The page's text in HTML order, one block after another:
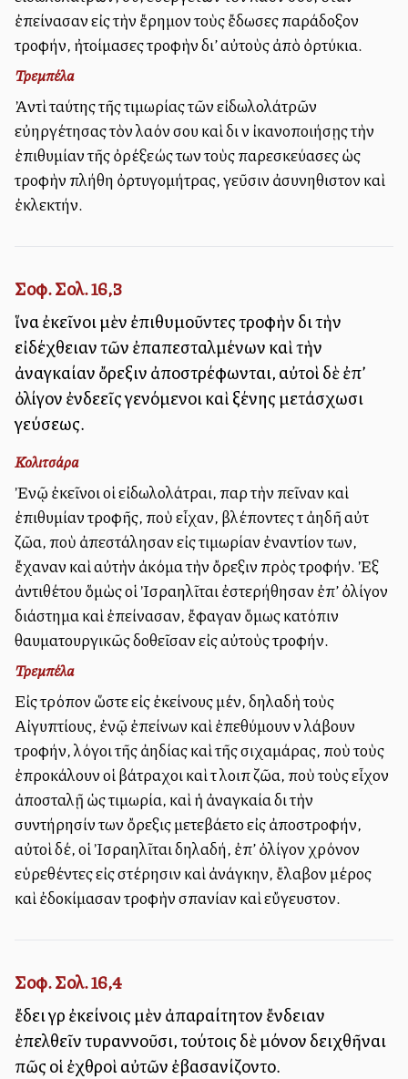
ἐπείνασαν εἰς τὴν ἔρημον τοὺς ἔδωσες παράδοξον
τροφήν, ἠτοίμασες τροφὴν δι’ αὐτοὺς ἀπὸ ὀρτύκια.
Τρεμπέλα
Ἀντὶ ταύτης τῆς τιμωρίας τῶν εἰδωλολάτρῶν
εὐηργέτησας τὸν λαόν σου καὶ διὰ νὰ ἰκανοποιήσῃς τὴν
ἐπιθυμίαν τῆς ὀρέξεώς των τοὺς παρεσκεύασες ὡς
τροφὴν πλήθη ὀρτυγομήτρας, γεῦσιν ἀσυνηθιστον καὶ
ἐκλεκτήν.
Σοφ. Σολ. 16,3
ἵνα ἐκεῖνοι μὲν ἐπιθυμοῦντες τροφὴν διὰ τὴν
εἰδέχθειαν τῶν ἐπαπεσταλμένων καὶ τὴν
ἀναγκαίαν ὄρεξιν ἀποστρέφωνται, αὐτοὶ δὲ ἐπ’
ὀλίγον ἐνδεεῖς γενόμενοι καὶ ξένης μετάσχωσι
γεύσεως.
Κολιτσάρα
Ἐνῷ ἐκεῖνοι οἱ εἰδωλολάτραι, παρὰ τὴν πεῖναν καὶ
ἐπιθυμίαν τροφῆς, ποὺ εἶχαν, βλέποντες τὰ ἀηδῆ αὐτὰ
ζῶα, ποὺ ἀπεστάλησαν εἰς τιμωρίαν ἐναντίον των,
ἔχαναν καὶ αὐτὴν ἀκόμα τὴν ὄρεξιν πρὸς τροφήν. Ἐξ
ἀντιθέτου ὅμὼς οἱ Ἰσραηλῖται ἐστερήθησαν ἐπ’ ὀλίγον
διάστημα καὶ ἐπείνασαν, ἔφαγαν ὅμως κατόπιν
θαυματουργικῶς δοθεῖσαν εἰς αὐτοὺς τροφήν.
Τρεμπέλα
Εἰς τρόπον ὥστε εἰς ἐκείνους μέν, δηλαδὴ τοὺς
Αἰγυπτίους, ἐνῷ ἐπείνων καὶ ἐπεθύμουν νὰ λάβουν
τροφήν, λόγοι τῆς ἀηδίας καὶ τῆς σιχαμάρας, ποὺ τοὺς
ἐπροκάλουν οἱ βάτραχοι καὶ τὰ λοιπὰ ζῶα, ποὺ τοὺς εἶχον
ἀποσταλῇ ὡς τιμωρία, καὶ ἡ ἀναγκαία διὰ τὴν
συντήρησίν των ὄρεξις μετεβάλλετο εἰς ἀποστροφήν,
αὐτοὶ δέ, οἱ Ἰσραηλῖται δηλαδή, ἐπ’ ὀλίγον χρόνον
εὑρεθέντες εἰς στέρησιν καὶ ἀνάγκην, ἔλαβον μέρος
καὶ ἐδοκίμασαν τροφὴν σπανίαν καὶ εὔγευστον.
Σοφ. Σολ. 16,4
ἔδει γὰρ ἐκείνοις μὲν ἀπαραίτητον ἔνδειαν
ἐπελθεῖν τυραννοῦσι, τούτοις δὲ μόνον δειχθῆναι
πῶς οἱ ἐχθροὶ αὐτῶν ἐβασανίζοντο.